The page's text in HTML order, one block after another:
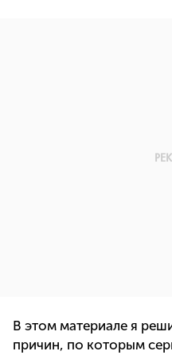
В этом материале я
причин, по которым